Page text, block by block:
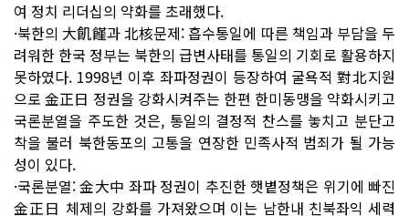
여 정치 리더십의 약화를 초래했다.
·북한의 大飢饉과 北核문제: 흡수통일에 따른 책임과 부담을 두
려워한 한국 정부는 북한의 급변사태를 통일의 기회로 활용하지
못하였다. 1998년 이후 좌파정권이 등장하여 굴욕적 對北지원
으로 金正日 정권을 강화시켜주는 한편 한미동맹을 약화시키고
국론분열을 주도한 것은, 통일의 결정적 찬스를 놓치고 분단고
착을 불러 북한동포의 고통을 연장한 민족사적 범죄가 될 가능
성이 있다.
·국론분열: 金大中 좌파 정권이 추진한 햇볕정책은 위기에 빠진
金正日 체제의 강화를 가져왔으며 이는 남한내 친북좌익 세력